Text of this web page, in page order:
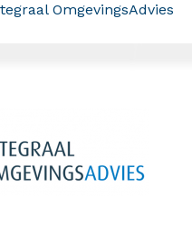
OmgevingsAdvies